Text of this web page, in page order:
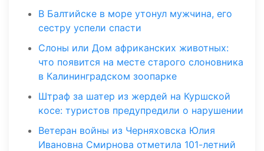
В Балтийске в море утонул мужчина, его
сестру успели спасти
Слоны или Дом африканских животных:
что появится на месте старого слоновника
в Калининградском зоопарке
Штраф за шатер из жердей на Куршской
косе: туристов предупредили о нарушении
Ветеран войны из Черняховска Юлия
Ивановна Смирнова отметила 101-летний